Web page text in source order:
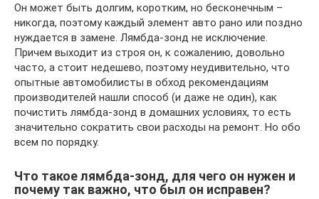
Он может быть долгим, коротким, но бесконечным –
никогда, поэтому каждый элемент авто рано или поздно
нуждается в замене. Лямбда-зонд не исключение.
Причем выходит из строя он, к сожалению, довольно
часто, а стоит недешево, поэтому неудивительно, что
опытные автомобилисты в обход рекомендациям
производителей нашли способ (и даже не один), как
почистить лямбда-зонд в домашних условиях, то есть
значительно сократить свои расходы на ремонт. Но обо
всем по порядку.
Что такое лямбда-зонд, для чего он нужен и
почему так важно, что был он исправен?